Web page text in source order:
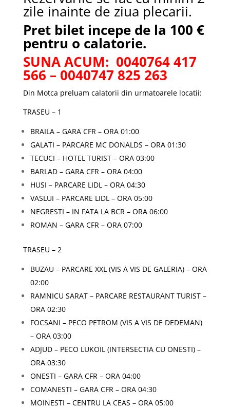
zile inainte de ziua plecarii.
Pret bilet incepe de la 100 €
pentru o calatorie.
SUNA ACUM: 0040764 417
566 – 0040747 825 263
Din Motca preluam calatorii din urmatoarele locatii:
TRASEU – 1
BRAILA – GARA CFR – ORA 01:00
GALATI – PARCARE MC DONALDS – ORA 01:30
TECUCI – HOTEL TURIST – ORA 03:00
BARLAD – GARA CFR – ORA 04:00
HUSI – PARCARE LIDL – ORA 04:30
VASLUI – PARCARE LIDL – ORA 05:00
NEGRESTI – IN FATA LA BCR – ORA 06:00
ROMAN – GARA CFR – ORA 07:00
TRASEU – 2
BUZAU – PARCARE XXL (VIS A VIS DE GALERIA) – ORA
02:00
RAMNICU SARAT – PARCARE RESTAURANT TURIST –
ORA 02:30
FOCSANI – PECO PETROM (VIS A VIS DE DEDEMAN)
– ORA 03:00
ADJUD – PECO LUKOIL (INTERSECTIA CU ONESTI) –
ORA 03:30
ONESTI – GARA CFR – ORA 04:00
COMANESTI – GARA CFR – ORA 04:30
MOINESTI – CENTRU LA CEAS – ORA 05:00